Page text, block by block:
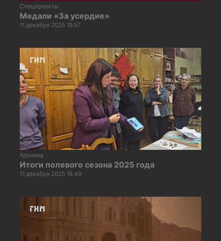
Спецпроекты
Медали «За усердие»
11 декабря 2025 18:57
Хроника
Итоги полевого сезона 2025 года
11 декабря 2025 18:49